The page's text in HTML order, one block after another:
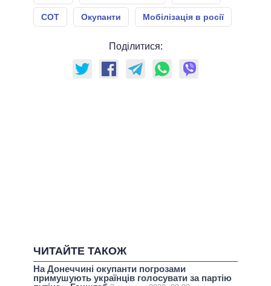
СОТ Окупанти Мобілізація в росії
Поділитися:
ЧИТАЙТЕ ТАКОЖ
На Донеччині окупанти погрозами
примушують українців голосувати за партію